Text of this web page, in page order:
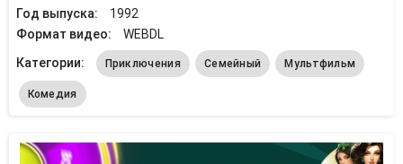
Год выпуска:
1992
Формат видео:
WEBDL
Категории:
Приключения Семейный Мультфильм
Комедия